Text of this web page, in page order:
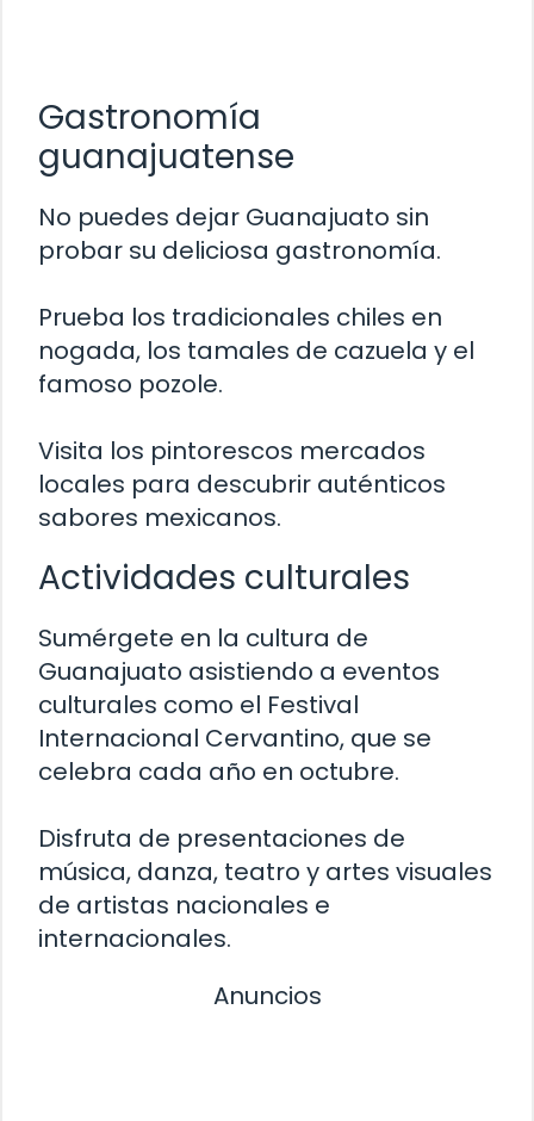
Gastronomía
guanajuatense
No puedes dejar Guanajuato sin
probar su deliciosa gastronomía.
Prueba los tradicionales chiles en
nogada, los tamales de cazuela y el
famoso pozole.
Visita los pintorescos mercados
locales para descubrir auténticos
sabores mexicanos.
Actividades culturales
Sumérgete en la cultura de
Guanajuato asistiendo a eventos
culturales como el Festival
Internacional Cervantino, que se
celebra cada año en octubre.
Disfruta de presentaciones de
música, danza, teatro y artes visuales
de artistas nacionales e
internacionales.
Anuncios